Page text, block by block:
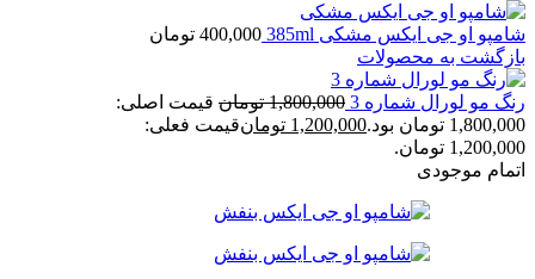
شامپو او جی ایکس مشکی 385ml 400,000 تومان
بازگشت به محصولات
رنگ مو لورال شماره 3 1,800,000 تومان قیمت اصلی:
1,800,000 تومان بود.
1,200,000 تومانقیمت فعلی:
1,200,000 تومان.
اتمام موجودی